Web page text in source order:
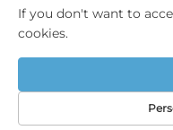
E-mail:
Alle rettigheder
If you don't want to
cookies.